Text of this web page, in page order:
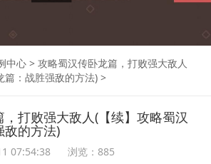
中心 > 攻略蜀汉传卧龙篇，打败强大敌人
篇：战胜强敌的方法) >
打败强大敌人(【续】攻略蜀汉
敌的方法)
07:54:38 浏览：885